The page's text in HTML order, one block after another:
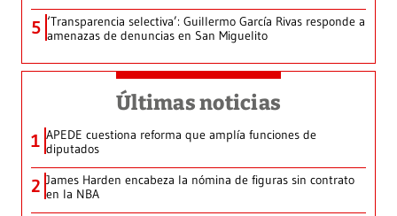
5 ‘Transparencia selectiva’: Guillermo García Rivas responde a
amenazas de denuncias en San Miguelito
Últimas noticias
1 APEDE cuestiona reforma que amplía funciones de
diputados
2 James Harden encabeza la nómina de figuras sin contrato
en la NBA